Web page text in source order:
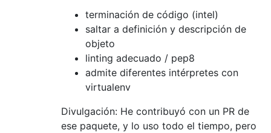
terminación de código (intel)
saltar a definición y descripción de
objeto
linting adecuado / pep8
admite diferentes intérpretes con
virtualenv
Divulgación: He contribuyó con un PR de
ese paquete, y lo uso todo el tiempo, pero